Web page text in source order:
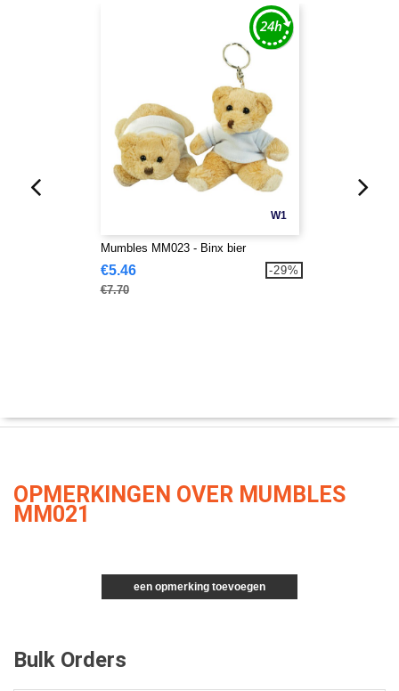
W1
Mumbles MM023 - Binx bier
€5.46
€7.70
-29%
OPMERKINGEN OVER MUMBLES
MM021
een opmerking toevoegen
Bulk Orders